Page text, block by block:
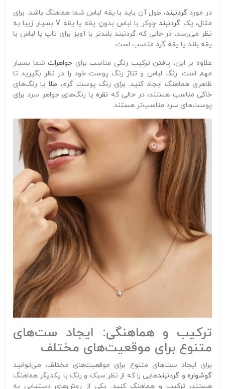
در موردگردنبند، طول آن باید با یقه لباس شما هماهنگ باشد. برای
مثال، یک گردنبند
چوکر با لباس بدون یقه یا یقه V بسیار زیبا به
نظر می‌رسد، در حالی که گردنبند بلندتر با آویز برای تاپ یا لباس با
یقه بلند یا یقه گرد مناسب است.
علاوه بر این، یافتن ترکیب رنگی مناسب برای جواهراتشما بسیار
مهم است. رنگ لباس و تناژ رنگ پوست خود را در نظر بگیرید تا
ظاهری هماهنگ ایجاد کنید. برای رنگ پوست گرم، طلا یا رنگ‌های
خاکی مناسب هستند، در حالی که نقرهیا رنگ‌های جواهر سرد برای
پوست‌های سرد مناسب‌تر هستند.
ترکیب و هماهنگی: ایجاد ست‌های
متنوع برای موقعیت‌های مختلف
برای ایجاد ست‌های متنوع برای موقعیت‌های مختلف، می‌توانید
گوشوارهو گردنبندهایی را که از نظر سبک و رنگ با یکدیگر هماهنگ
هستند، ترکیب و هماهنگ کنید. یکی از روش‌های دستیابی به